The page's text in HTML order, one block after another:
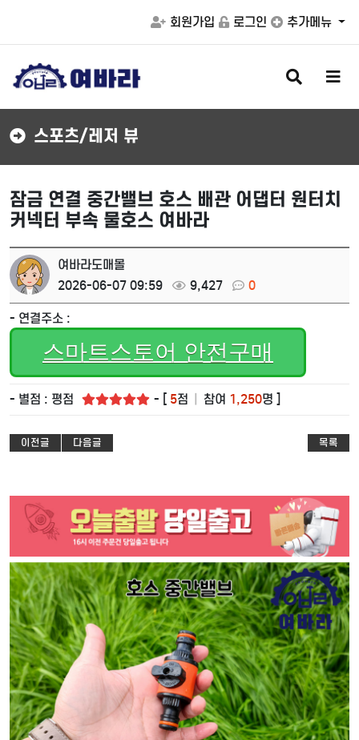
회원가입 로그인 추가메뉴
검
색
버
메
버
스포츠/레저 뷰
잠금 연결 중간밸브 호스 배관 어댑터 원터치
커넥터 부속 물호스 여바라
여바라도매몰
2026-06-07 09:59
9,427 0
- 연결주소 :
스마트스토어 안전구매
- 별점 : 평점 - [ 5점 참여 1,250명 ]
이전글 다음글 목록